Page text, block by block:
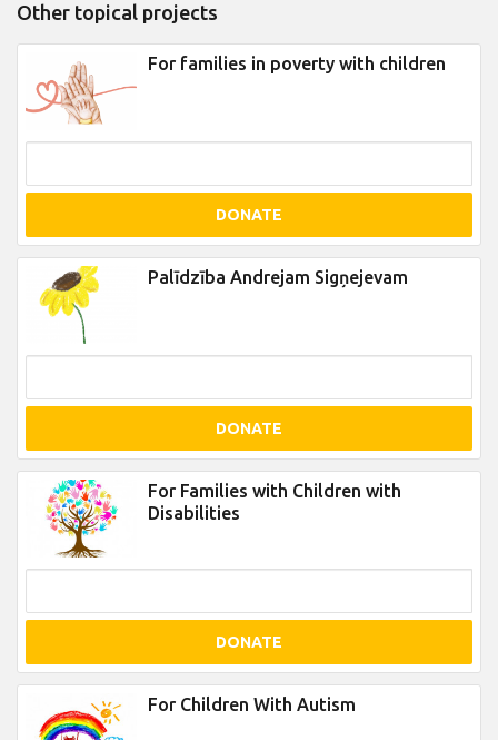
Other topical projects
For families in poverty with children
DONATE
Palīdzība Andrejam Sigņejevam
DONATE
For Families with Children with
Disabilities
DONATE
For Children With Autism